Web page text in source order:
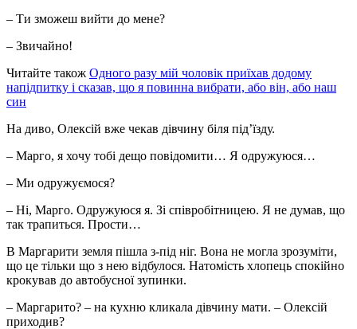
– Ти зможеш вийти до мене?
– Звичайно!
Читайте також Одного разу мій чоловік приїхав додому
напідпитку і сказав, що я повинна вибрати, або він, або наш
син
На диво, Олексій вже чекав дівчину біля під’їзду.
– Марго, я хочу тобі дещо повідомити… Я одружуюся…
– Ми одружуємося?
– Ні, Марго. Одружуюся я. Зі співробітницею. Я не думав, що
так трапиться. Прости…
В Маргарити земля пішла з-під ніг. Вона не могла зрозуміти,
що це тільки що з нею відбулося. Натомість хлопець спокійно
крокував до автобусної зупинки.
– Маргарито? – на кухню кликала дівчину мати. – Олексій
приходив?